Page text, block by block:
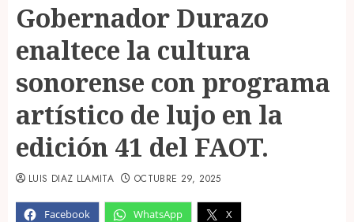
Gobernador Durazo
enaltece la cultura
sonorense con programa
artístico de lujo en la
edición 41 del FAOT.
Facebook WhatsApp X
LUIS DIAZ LLAMITA OCTUBRE 29, 2025